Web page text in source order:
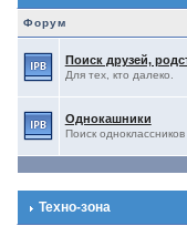
Форум
Поиск друзей,
Для тех, кто далеко.
Однокашники
Поиск одноклассников
Техно-зона